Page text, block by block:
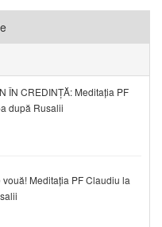
ÎN CREDINȚĂ: Meditația PF
după Rusalii
Meditația PF Claudiu la